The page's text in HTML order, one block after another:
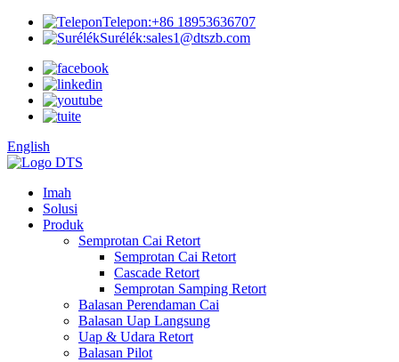
Telepon:+86 18953636707
Surélék:sales1@dtszb.com
English
Imah
Solusi
Produk
Semprotan Cai Retort
Semprotan Cai Retort
Cascade Retort
Semprotan Samping Retort
Balasan Perendaman Cai
Balasan Uap Langsung
Uap & Udara Retort
Balasan Pilot